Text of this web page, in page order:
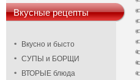
Вкусные рецепты
Вкусно и бысто
СУПЫ и БОРЩИ
ВТОРЫЕ блюда